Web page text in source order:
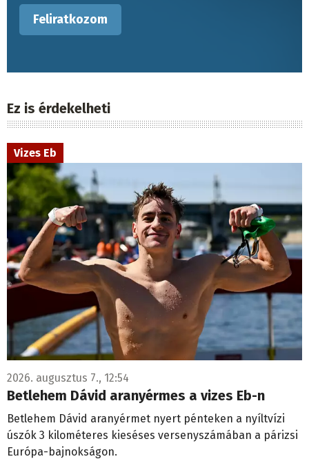
Ez is érdekelheti
Vizes Eb
2026. augusztus 7., 12:54
Betlehem Dávid aranyérmes a vizes Eb-n
Betlehem Dávid aranyérmet nyert pénteken a nyíltvízi
úszók 3 kilométeres kieséses versenyszámában a párizsi
Európa-bajnokságon.